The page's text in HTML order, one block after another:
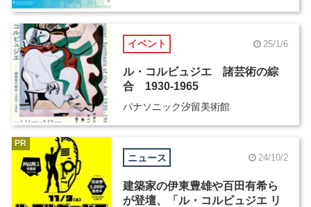
イベント 25/1/6
ル・コルビュジエ 諸芸術の綜
合 1930-1965
パナソニック汐留美術館
ニュース 24/10/2
建築家の伊東豊雄や百田有希ら
が登壇、「ル・コルビュジエ リ
PR